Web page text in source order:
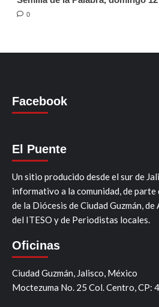
0
Facebook
El Puente
Un sitio producido desde el sur de
informativo a la comunidad, de parte
de la Diócesis de Ciudad Guzmán, de
del ITESO y de Periodistas locales.
Oficinas
Ciudad Guzmán, Jalisco, México
Moctezuma No. 25 Col. Centro, CP: